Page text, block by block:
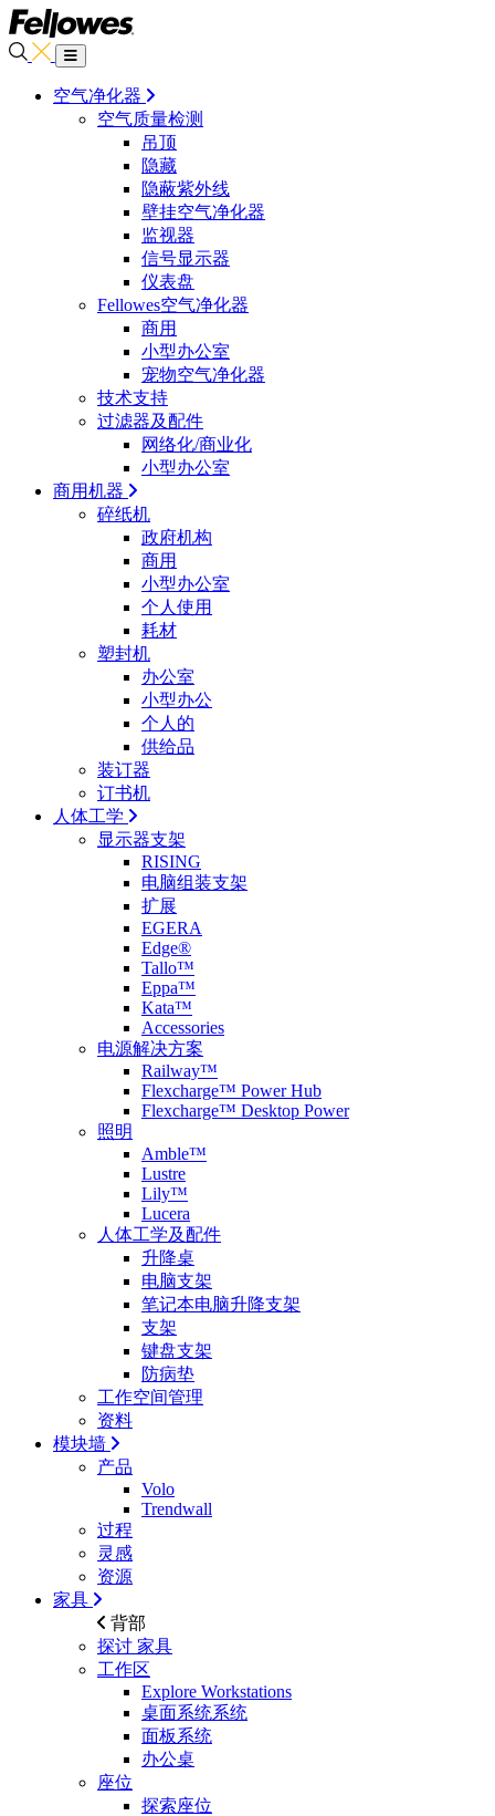
空气净化器
空气质量检测
吊顶
隐藏
隐蔽紫外线
壁挂空气净化器
监视器
信号显示器
仪表盘
Fellowes空气净化器
商用
小型办公室
宠物空气净化器
技术支持
过滤器及配件
网络化/商业化
小型办公室
商用机器
碎纸机
政府机构
商用
小型办公室
个人使用
耗材
塑封机
办公室
小型办公
个人的
供给品
装订器
订书机
人体工学
显示器支架
RISING
电脑组装支架
扩展
EGERA
Edge®
Tallo™
Eppa™
Kata™
Accessories
电源解决方案
Railway™
Flexcharge™ Power Hub
Flexcharge™ Desktop Power
照明
Amble™
Lustre
Lily™
Lucera
人体工学及配件
升降桌
电脑支架
笔记本电脑升降支架
支架
键盘支架
防病垫
工作空间管理
资料
模块墙
产品
Volo
Trendwall
过程
灵感
资源
家具
背部
探讨 家具
工作区
Explore Workstations
桌面系统系统
面板系统
办公桌
座位
探索座位